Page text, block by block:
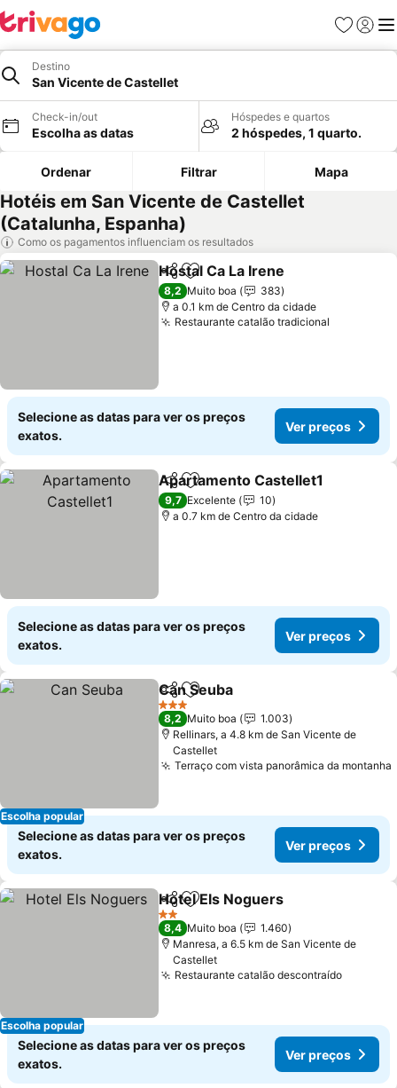
Favoritos
Iniciar
Destino
San Vicente de Castellet
Check-in/out
Escolha as datas
Hóspedes e quartos
2 hóspedes, 1 quarto.
Ordenar Filtrar Mapa
Hotéis em San Vicente de Castellet
(Catalunha, Espanha)
Como os pagamentos influenciam os resultados
PartilharAdicionar aos favoritos
Hostal Ca La Irene
8,2 Muito boa
383
a 0.1 km de Centro da cidade
Restaurante catalão tradicional
Selecione as datas para ver os preços
exatos.
Ver preços
PartilharAdicionar aos favoritos
Apartamento Castellet1
9,7 Excelente
10
a 0.7 km de Centro da cidade
Selecione as datas para ver os preços
exatos.
Ver preços
Escolha popular
PartilharAdicionar aos favoritos
Can Seuba
3 Estrelas
8,2 Muito boa
1.003
Rellinars, a 4.8 km de San Vicente de
Castellet
Terraço com vista panorâmica da montanha
Selecione as datas para ver os preços
exatos.
Ver preços
Escolha popular
PartilharAdicionar aos favoritos
Hotel Els Noguers
2 Estrelas
8,4 Muito boa
1.460
Manresa, a 6.5 km de San Vicente de
Castellet
Restaurante catalão descontraído
Selecione as datas para ver os preços
exatos.
Ver preços